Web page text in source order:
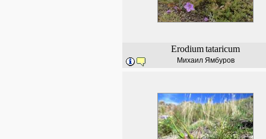
Erodiumtataricum
Михаил Ямбуров